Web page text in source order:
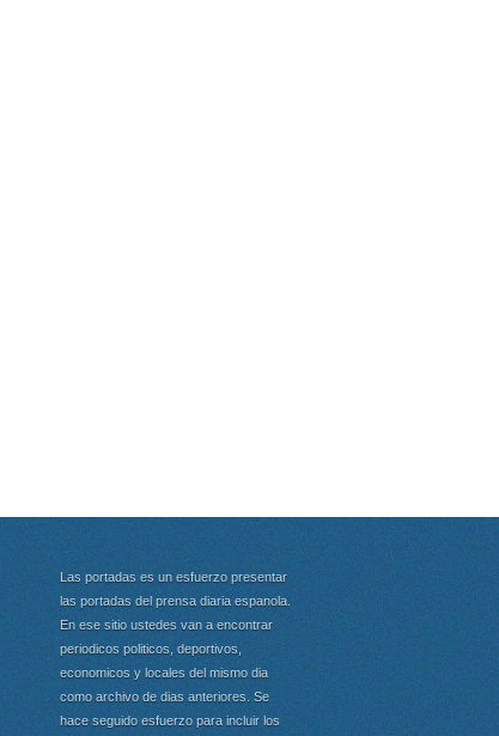
Las portadas es un esfuerzo presentar
las portadas del prensa diaria espanola.
En ese sitio ustedes van a encontrar
periodicos politicos, deportivos,
economicos y locales del mismo dia
como archivo de dias anteriores. Se
hace seguido esfuerzo para incluir los